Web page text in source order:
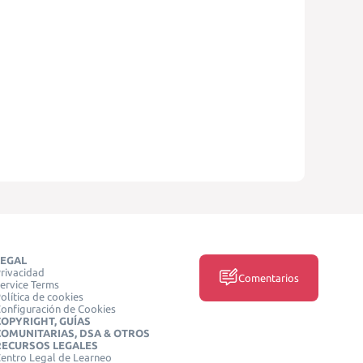
Terms
de cookies
de Cookies
GUÍAS
DSA & OTROS
LEGALES
Legal de Learneo
Comentarios